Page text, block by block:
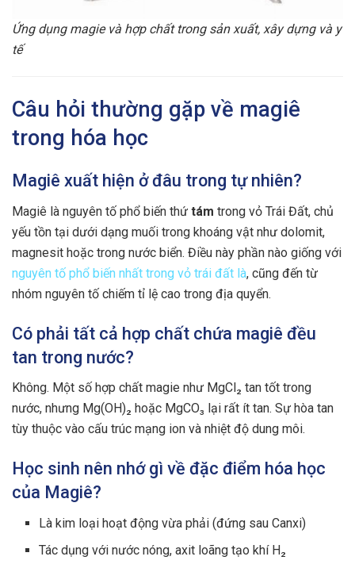
Ứng dụng magie và hợp chất trong sản xuất, xây dựng và y
tế
Câu hỏi thường gặp về magiê
trong hóa học
Magiê xuất hiện ở đâu trong tự nhiên?
Magiê là nguyên tố phổ biến thứ tám trong vỏ Trái Đất, chủ
yếu tồn tại dưới dạng muối trong khoáng vật như dolomit,
magnesit hoặc trong nước biển. Điều này phần nào giống với
nguyên tố phổ biến nhất trong vỏ trái đất là, cũng đến từ
nhóm nguyên tố chiếm tỉ lệ cao trong địa quyển.
Có phải tất cả hợp chất chứa magiê đều
tan trong nước?
Không. Một số hợp chất magie như MgCl₂ tan tốt trong
nước, nhưng Mg(OH)₂ hoặc MgCO₃ lại rất ít tan. Sự hòa tan
tùy thuộc vào cấu trúc mạng ion và nhiệt độ dung môi.
Học sinh nên nhớ gì về đặc điểm hóa học
của Magiê?
Là kim loại hoạt động vừa phải (đứng sau Canxi)
Tác dụng với nước nóng, axit loãng tạo khí H₂